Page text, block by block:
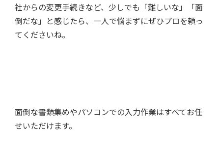
社からの変更手続きなど、少しでも「難しいな」「面
倒だな」と感じたら、一人で悩まずにぜひプロを頼っ
てくださいね。
面倒な書類集めやパソコンでの入力作業はすべてお任
せいただけます。